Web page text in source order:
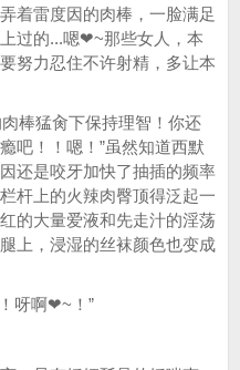
着雷度因的肉棒，一脸满足
过的...嗯❤~那些女人，本
努力忍住不许射精，多让本
棒猛肏下保持理智！你还
吧！！嗯！”虽然知道西默
还是咬牙加快了抽插的频率
杆上的火辣肉臀顶得泛起一
的大量爱液和先走汁的淫荡
上，浸湿的丝袜颜色也变成
呀啊❤~！”